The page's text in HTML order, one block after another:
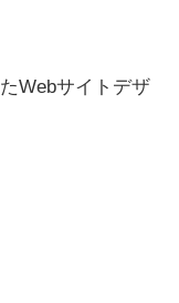
Webサイトデザ